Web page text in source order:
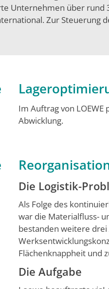
Unternehmen über
Zur Steuerung
Im Auftrag von
Abwicklung.
Die Logistik-
Als Folge des
war die Materialfluss-
bestanden weitere
Flächenknappheit und
Die Aufgabe